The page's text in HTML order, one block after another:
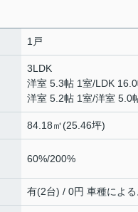
1戸
3LDK
洋室 5.3帖 1室/LDK
洋室 5.2帖 1室/洋室 5.0
84.18㎡(25.46坪)
60%/200%
有(2台) / 0円 車種による